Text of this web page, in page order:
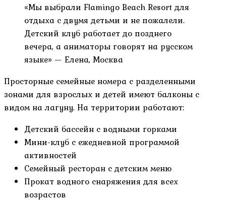
«Мы выбрали Flamingo Beach Resort для
отдыха с двумя детьми и не пожалели.
Детский клуб работает до позднего
вечера, а аниматоры говорят на русском
языке» — Елена, Москва
Просторные семейные номера с разделенными
зонами для взрослых и детей имеют балконы с
видом на лагуну. На территории работают:
Детский бассейн с водными горками
Мини-клуб с ежедневной программой
активностей
Семейный ресторан с детским меню
Прокат водного снаряжения для всех
возрастов